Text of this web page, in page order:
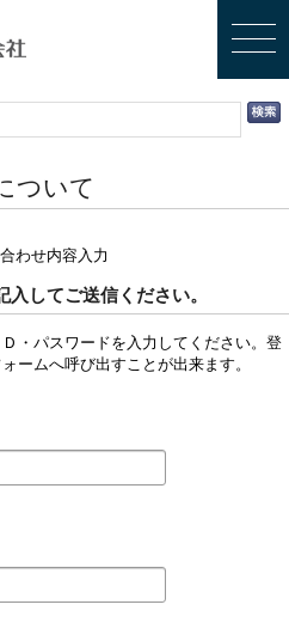
ついて
してご送信ください。
・パスワードを入力してください。登
ームへ呼び出すことが出来ます。